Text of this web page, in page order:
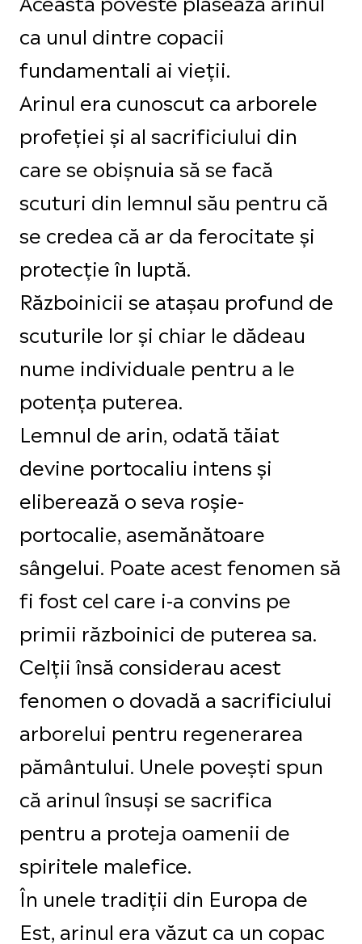
ca unul dintre copacii
fundamentali ai vieții.
Arinul era cunoscut ca arborele
profeției și al sacrificiului din
care se obișnuia să se facă
scuturi din lemnul său pentru că
se credea că ar da ferocitate și
protecție în luptă.
Războinicii se atașau profund de
scuturile lor și chiar le dădeau
nume individuale pentru a le
potența puterea.
Lemnul de arin, odată tăiat
devine portocaliu intens și
eliberează o seva roșie-
portocalie, asemănătoare
sângelui. Poate acest fenomen să
fi fost cel care i-a convins pe
primii războinici de puterea sa.
Celții însă considerau acest
fenomen o dovadă a sacrificiului
arborelui pentru regenerarea
pământului. Unele povești spun
că arinul însuși se sacrifica
pentru a proteja oamenii de
spiritele malefice.
În unele tradiții din Europa de
Est, arinul era văzut ca un copac